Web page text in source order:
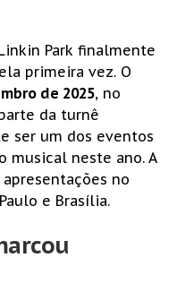
Park finalmente
primeira vez. O
de 2025, no
da turnê
ser um dos eventos
musical neste ano. A
no
e Brasília.